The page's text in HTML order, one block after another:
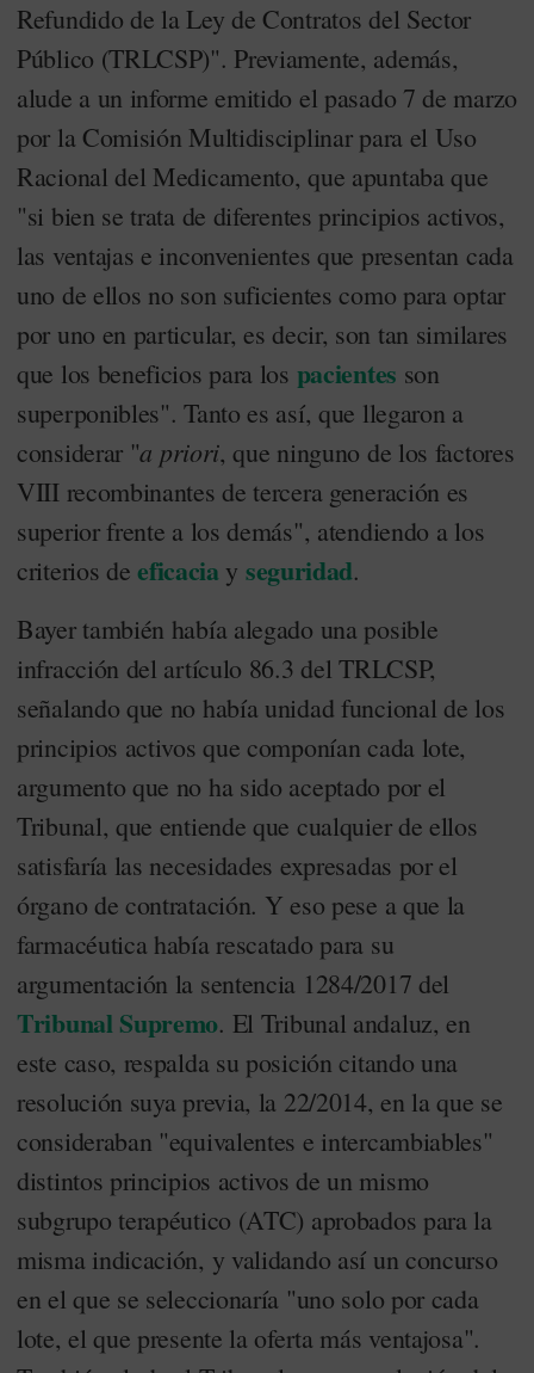
Refundido de la Ley de Contratos del Sector
Público (TRLCSP)". Previamente, además,
alude a un informe emitido el pasado 7 de marzo
por la Comisión Multidisciplinar para el Uso
Racional del Medicamento, que apuntaba que
"si bien se trata de diferentes principios activos,
las ventajas e inconvenientes que presentan cada
uno de ellos no son suficientes como para optar
por uno en particular, es decir, son tan similares
que los beneficios para los pacientes son
superponibles". Tanto es así, que llegaron a
considerar "a priori, que ninguno de los factores
VIII recombinantes de tercera generación es
superior frente a los demás", atendiendo a los
criterios deeficaciay seguridad.
Bayer también había alegado una posible
infracción del artículo 86.3 del TRLCSP,
señalando que no había unidad funcional de los
principios activos que componían cada lote,
argumento que no ha sido aceptado por el
Tribunal, que entiende que cualquier de ellos
satisfaría las necesidades expresadas por el
órgano de contratación. Y eso pese a que la
farmacéutica había rescatado para su
argumentación la sentencia 1284/2017 del
Tribunal Supremo. El Tribunal andaluz, en
este caso, respalda su posición citando una
resolución suya previa, la 22/2014, en la que se
consideraban "equivalentes e intercambiables"
distintos principios activos de un mismo
subgrupo terapéutico (ATC) aprobados para la
misma indicación, y validando así un concurso
en el que se seleccionaría "uno solo por cada
lote, el que presente la oferta más ventajosa".